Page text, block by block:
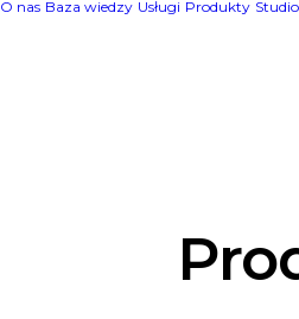
O nas Baza wiedzy Usługi Produkty